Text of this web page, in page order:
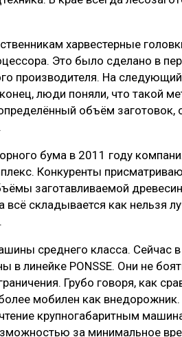
харвестерные
Это было сделано в
производителя. На
люди поняли, что такой
объём заготовок,
бума в 2011 году
Конкуренты
заготавливаемой
всё складывается как нельзя
среднего класса. Сейчас
линейке PONSSE. Они не
Грубо говоря, как
мобилен как
крупногабаритным
за минимальное